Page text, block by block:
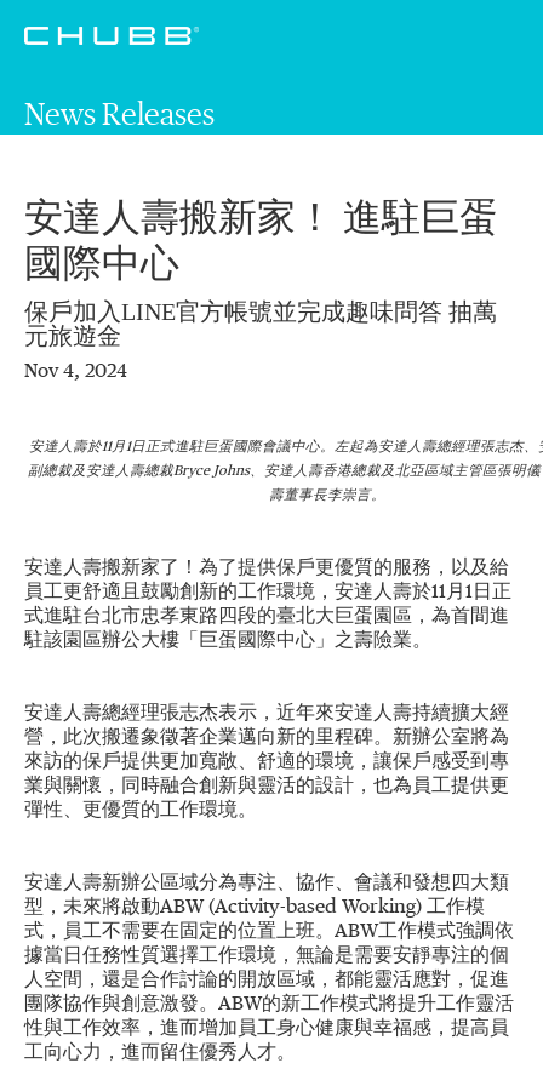
News Releases
安達人壽搬新家！ 進駐巨蛋
國際中心
保戶加入LINE官方帳號並完成趣味問答 抽萬
元旅遊金
Nov 4, 2024
安達人壽於11月1日正式進駐巨蛋國際會議中心。左起為安達人壽總經理張志杰
副總裁及安達人壽總裁Bryce Johns、安達人壽香港總裁及北亞區域主管區張明
壽董事長李崇言。
安達人壽搬新家了！為了提供保戶更優質的服務，以及給
員工更舒適且鼓勵創新的工作環境，安達人壽於11月1日正
式進駐台北市忠孝東路四段的臺北大巨蛋園區，為首間進
駐該園區辦公大樓「巨蛋國際中心」之壽險業。
安達人壽總經理張志杰表示，近年來安達人壽持續擴大經
營，此次搬遷象徵著企業邁向新的里程碑。新辦公室將為
來訪的保戶提供更加寬敞、舒適的環境，讓保戶感受到專
業與關懷，同時融合創新與靈活的設計，也為員工提供更
彈性、更優質的工作環境。
安達人壽新辦公區域分為專注、協作、會議和發想四大類
型，未來將啟動ABW (Activity-based Working) 工作模
式，員工不需要在固定的位置上班。ABW工作模式強調依
據當日任務性質選擇工作環境，無論是需要安靜專注的個
人空間，還是合作討論的開放區域，都能靈活應對，促進
團隊協作與創意激發。ABW的新工作模式將提升工作靈活
性與工作效率，進而增加員工身心健康與幸福感，提高員
工向心力，進而留住優秀人才。